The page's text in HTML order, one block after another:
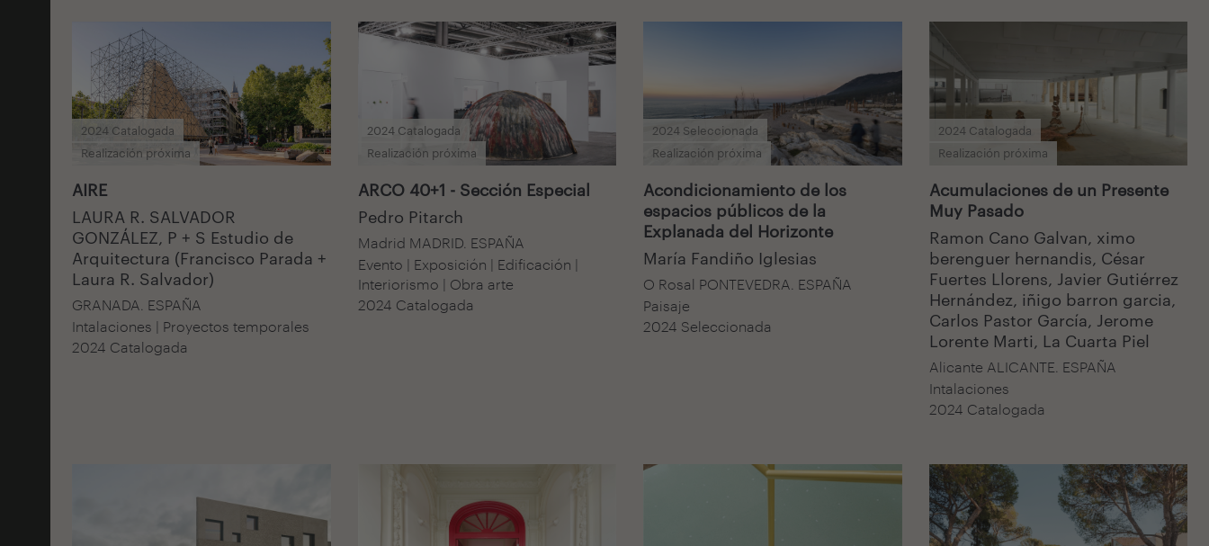
Realización próxima
2024 Catalogada
AIRE
LAURA R. SALVADOR
GONZÁLEZ, P + S Estudio de
Arquitectura (Francisco Parada +
Laura R. Salvador)
GRANADA. ESPAÑA
Intalaciones | Proyectos temporales
2024 Catalogada
Realización próxima
2024 Catalogada
ARCO 40+1 - Sección Especial
Pedro Pitarch
Madrid MADRID. ESPAÑA
Evento | Exposición | Edificación |
Interiorismo | Obra arte
2024 Catalogada
Realización próxima
2024 Seleccionada
Acondicionamiento de los
espacios públicos de la
Explanada del Horizonte
María Fandiño Iglesias
O Rosal PONTEVEDRA. ESPAÑA
Paisaje
2024 Seleccionada
Realización próxima
2024 Catalogada
Acumulaciones de un Presente
Muy Pasado
Ramon Cano Galvan, ximo
berenguer hernandis, César
Fuertes Llorens, Javier Gutiérrez
Hernández, iñigo barron garcia,
Carlos Pastor García, Jerome
Lorente Marti, La Cuarta Piel
Alicante ALICANTE. ESPAÑA
Intalaciones
2024 Catalogada